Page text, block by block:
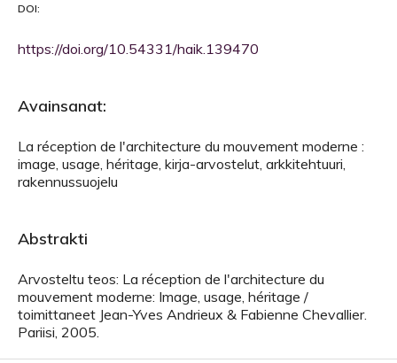
DOI:
https://doi.org/10.54331/haik.139470
Avainsanat:
La réception de l'architecture du mouvement moderne :
image, usage, héritage, kirja-arvostelut, arkkitehtuuri,
rakennussuojelu
Abstrakti
Arvosteltu teos: La réception de l'architecture du
mouvement moderne: Image, usage, héritage /
toimittaneet Jean-Yves Andrieux & Fabienne Chevallier.
Pariisi, 2005.